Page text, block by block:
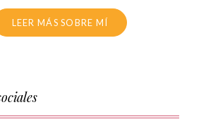
LEER MÁS SOBRE MÍ